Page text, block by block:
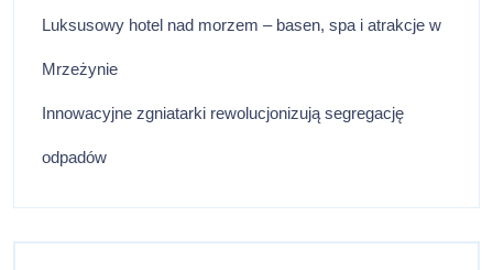
Luksusowy hotel nad morzem – basen, spa i atrakcje w
Mrzeżynie
Innowacyjne zgniatarki rewolucjonizują segregację
odpadów